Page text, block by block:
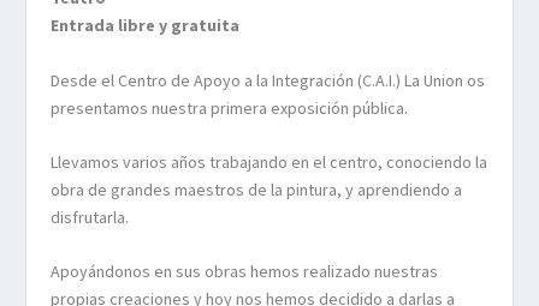
Entrada libre y gratuita
Desde el Centro de Apoyo a la Integración (C.A.I.) La Union os
presentamos nuestra primera exposición pública.
Llevamos varios años trabajando en el centro, conociendo la
obra de grandes maestros de la pintura, y aprendiendo a
disfrutarla.
Apoyándonos en sus obras hemos realizado nuestras
propias creaciones y hoy nos hemos decidido a darlas a